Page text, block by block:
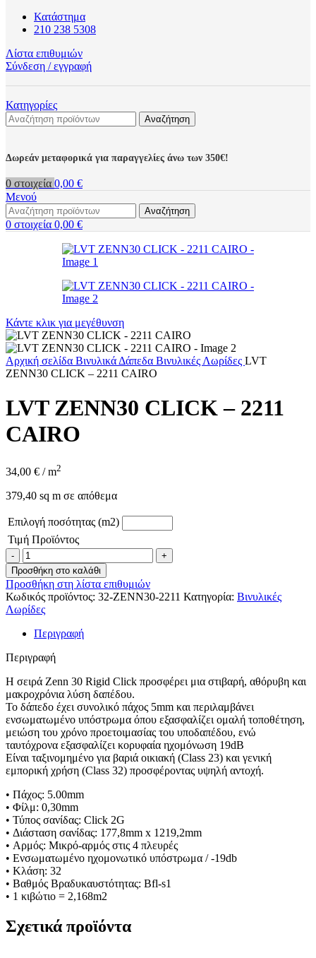
Κατάστημα
210 238 5308
Λίστα επιθυμιών
Σύνδεση / εγγραφή
Κατηγορίες
Αναζήτηση
Δωρεάν μεταφορικά για παραγγελίες άνω των 350€!
0 στοιχεία 0,00 €
Μενού
Αναζήτηση
0 στοιχεία 0,00 €
Κάντε κλικ για μεγέθυνση
Αρχική σελίδα Βινυλικά Δάπεδα Βινυλικές Λωρίδες LVT
ZENN30 CLICK – 2211 CAIRO
LVT ZENN30 CLICK – 2211
CAIRO
34,00 € / m2
379,40 sq m σε απόθεμα
Επιλογή ποσότητας (m2)
Τιμή Προϊόντος
LVT
ZENN30
CLICK
-
2211
CAIRO
ποσότητα
Προσθήκη στο καλάθι
Προσθήκη στη λίστα επιθυμιών
Κωδικός προϊόντος: 32-ZENN30-2211 Κατηγορία: Βινυλικές
Λωρίδες
Περιγραφή
Περιγραφή
Η σειρά Zenn 30 Rigid Click προσφέρει μια στιβαρή, αθόρυβη και
μακροχρόνια λύση δαπέδου.
Το δάπεδο έχει συνολικό πάχος 5mm και περιλαμβάνει
ενσωματωμένο υπόστρωμα όπου εξασφαλίζει ομαλή τοποθέτηση,
μειώση του χρόνο προετοιμασίας του υποδαπέδου, ενώ
ταυτόχρονα εξασφαλίζει κορυφαία ηχομόνωση 19dB
Eίναι ταξινομημένο για βαριά οικιακή (Class 23) και γενική
εμπορική χρήση (Class 32) προσφέροντας υψηλή αντοχή.
• Πάχος: 5.00mm
• Φίλμ: 0,30mm
• Τύπος σανίδας: Click 2G
• Διάσταση σανίδας: 177,8mm x 1219,2mm
• Αρμός: Μικρό-αρμός στις 4 πλευρές
• Ενσωματωμένο ηχομονωτικό υπόστρωμα / -19db
• Κλάση: 32
• Βαθμός Βραδυκαυστότητας: Bfl-s1
• 1 κιβώτιο = 2,168m2
Σχετικά προϊόντα